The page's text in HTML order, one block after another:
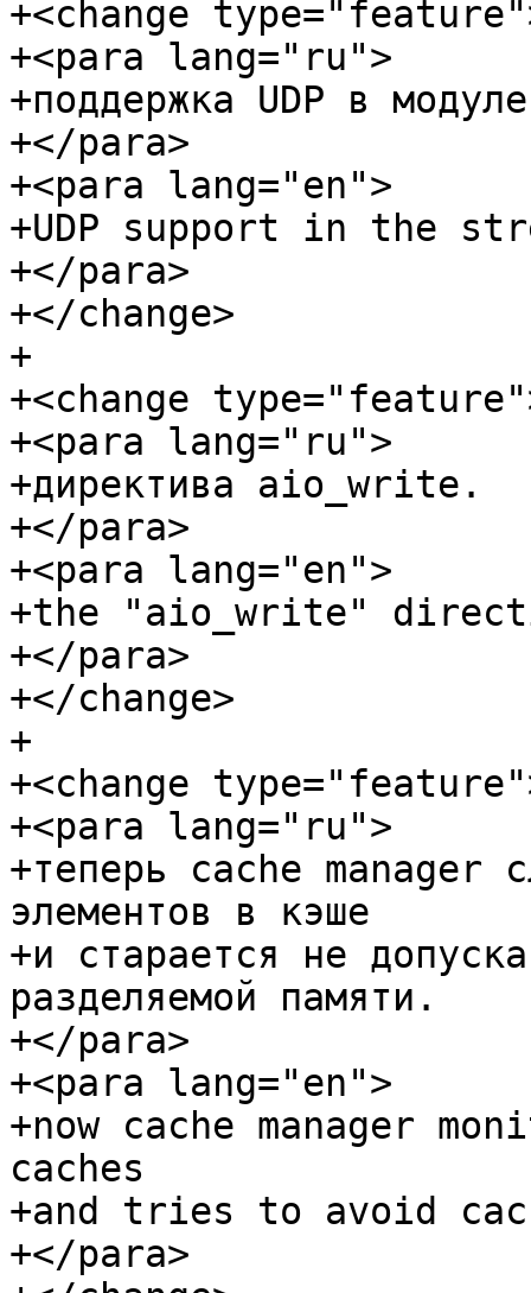
+<change
+<para lang="ru">
+поддержка UDP в
+</para>
+<para lang="en">
+UDP support in the
+</para>
+</change>
+
+<change
+<para lang="ru">
+директива aio_write.
+</para>
+<para lang="en">
+the "aio_write"
+</para>
+</change>
+
+<change
+<para lang="ru">
+теперь cache manager
элементов в кэше
+и старается не
разделяемой памяти.
+</para>
+<para lang="en">
+now cache manager
caches
+and tries to avoid
+</para>